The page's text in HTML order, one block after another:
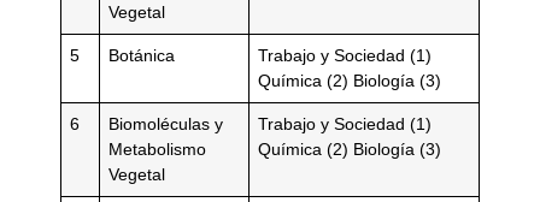
Vegetal
5 Botánica
Trabajo y Sociedad (1)
Química (2) Biología (3)
6
Biomoléculas y
Metabolismo
Vegetal
Trabajo y Sociedad (1)
Química (2) Biología (3)